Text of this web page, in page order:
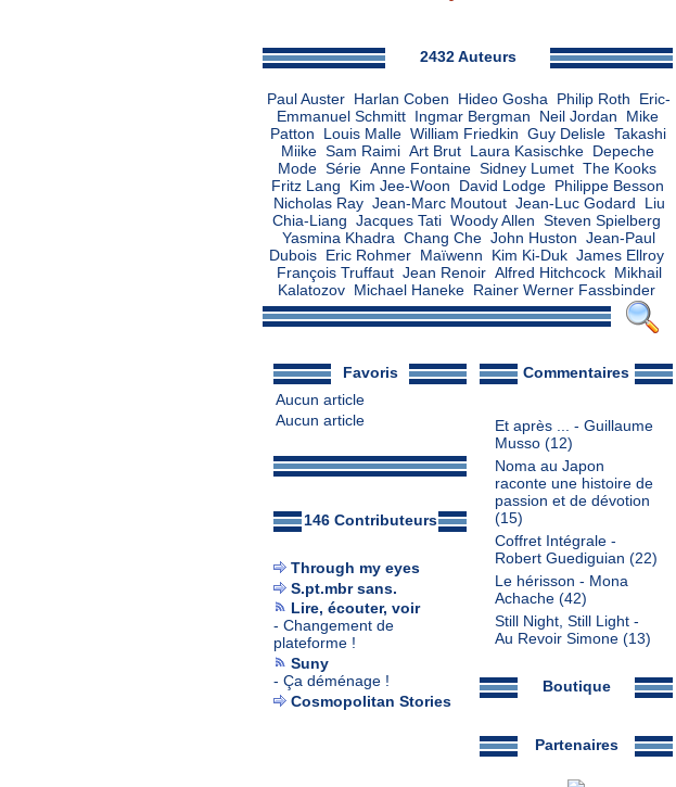
2432 Auteurs
Paul Auster Harlan Coben Hideo Gosha Philip Roth
Eric-
Emmanuel Schmitt
Ingmar Bergman Neil Jordan
Mike
Patton
Louis Malle William Friedkin Guy Delisle Takashi
Miike Sam Raimi Art Brut Laura Kasischke
Depeche
Mode Série Anne Fontaine Sidney Lumet The Kooks
Fritz Lang
Kim Jee-Woon David Lodge
Philippe Besson
Nicholas Ray Jean-Marc Moutout Jean-Luc Godard
Liu
Chia-Liang Jacques Tati Woody Allen Steven Spielberg
Yasmina Khadra Chang Che John Huston Jean-Paul
Dubois
Eric Rohmer Maïwenn Kim Ki-Duk James Ellroy
François Truffaut Jean Renoir Alfred Hitchcock
Mikhail
Kalatozov
Michael Haneke Rainer Werner Fassbinder
Commentaires
Et après ... - Guillaume
Musso(12)
Noma au Japon
raconte une histoire de
passion et de dévotion
(15)
Coffret Intégrale -
Robert Guediguian (22)
Le hérisson - Mona
Achache(42)
Still Night, Still Light -
Au Revoir Simone(13)
Boutique
Partenaires
Favoris
Aucun article
Aucun article
146 Contributeurs
Through my eyes
S.pt.mbr sans.
Lire, écouter, voir
- Changement de
plateforme !
Suny
- Ça déménage !
Cosmopolitan Stories